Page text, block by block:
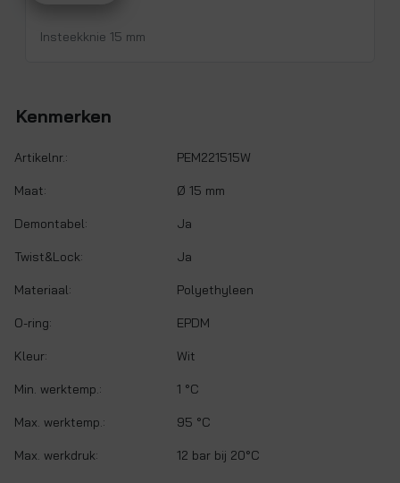
Insteekknie 15 mm
Kenmerken
Artikelnr.: PEM221515W
Maat: Ø 15 mm
Demontabel: Ja
Twist&Lock: Ja
Materiaal: Polyethyleen
O-ring: EPDM
Kleur: Wit
Min. werktemp.: 1 °C
Max. werktemp.: 95 °C
Max. werkdruk: 12 bar bij 20°C